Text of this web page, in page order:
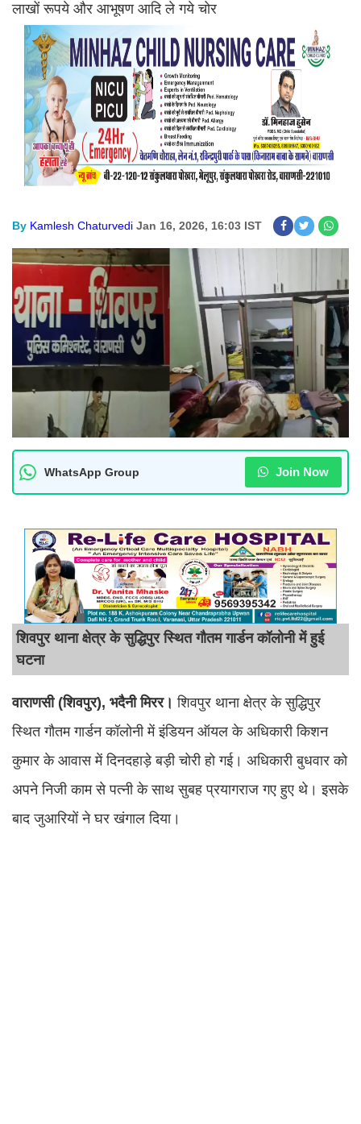
लाखों रूपये और आभूषण आदि ले गये चोर
By Kamlesh Chaturvedi Jan 16, 2026, 16:03 IST
WhatsApp Group Join Now
शिवपुर थाना क्षेत्र के सुद्धिपुर स्थित गौतम गार्डन कॉलोनी में हुई
घटना
वाराणसी (शिवपुर), भदैनी मिरर। शिवपुर थाना क्षेत्र के सुद्धिपुर
स्थित गौतम गार्डन कॉलोनी में इंडियन ऑयल के अधिकारी किशन
कुमार के आवास में दिनदहाड़े बड़ी चोरी हो गई। अधिकारी बुधवार को
अपने निजी काम से पत्नी के साथ सुबह प्रयागराज गए हुए थे। इसके
बाद जुआरियों ने घर खंगाल दिया।